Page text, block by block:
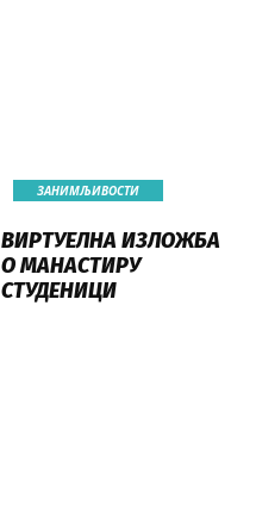
ЗАНИМЉИВОСТИ
ВИРТУЕЛНА ИЗЛОЖБА
О МАНАСТИРУ
СТУДЕНИЦИ